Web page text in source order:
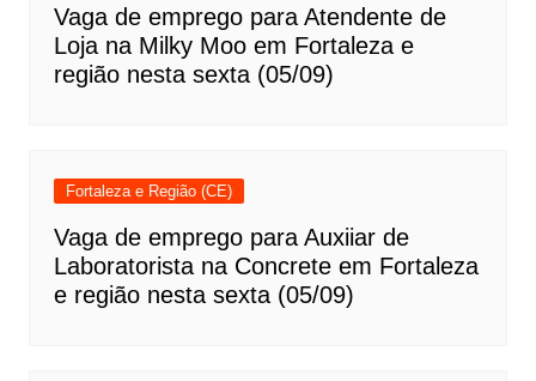
Vaga de emprego para Atendente de
Loja na Milky Moo em Fortaleza e
região nesta sexta (05/09)
Fortaleza e Região (CE)
Vaga de emprego para Auxiiar de
Laboratorista na Concrete em Fortaleza
e região nesta sexta (05/09)